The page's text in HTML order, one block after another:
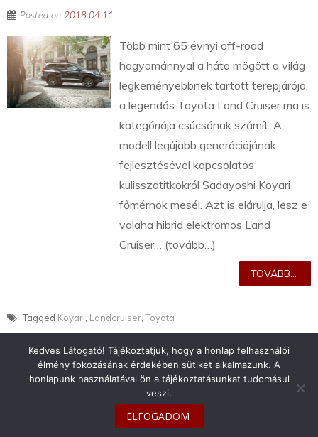
Posted on 2018.04.11
Több mint 65 évnyi off-road
hagyománnyal a háta mögött a világ
legkeményebbnek tartott terepjárója,
a legendás Toyota Land Cruiser ma is
kategóriája csúcsának számít. A
modell legújabb generációjának
fejlesztésével kapcsolatos
kulisszatitkokról Sadayoshi Koyari
főmérnök mesél. Azt is elárulja, lesz e
valaha hibrid elektromos Land
Cruiser… (tovább…)
TOVÁBB...
Tagged Koyari Landcruiser ,Toyota
info@toyotaclub.hu
Copyright © 2026Toyota Klub Magyarország
Kedves Látogató! Tájékoztatjuk, hogy a honlap felhasználói
élmény fokozásának érdekében sütiket alkalmazunk. A
honlapunk használatával ön a tájékoztatásunkat tudomásul
veszi.
ELFOGADOM